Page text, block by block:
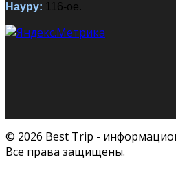
Науру: 116-ое.
© 2026 Best Trip -
Все права защищены.